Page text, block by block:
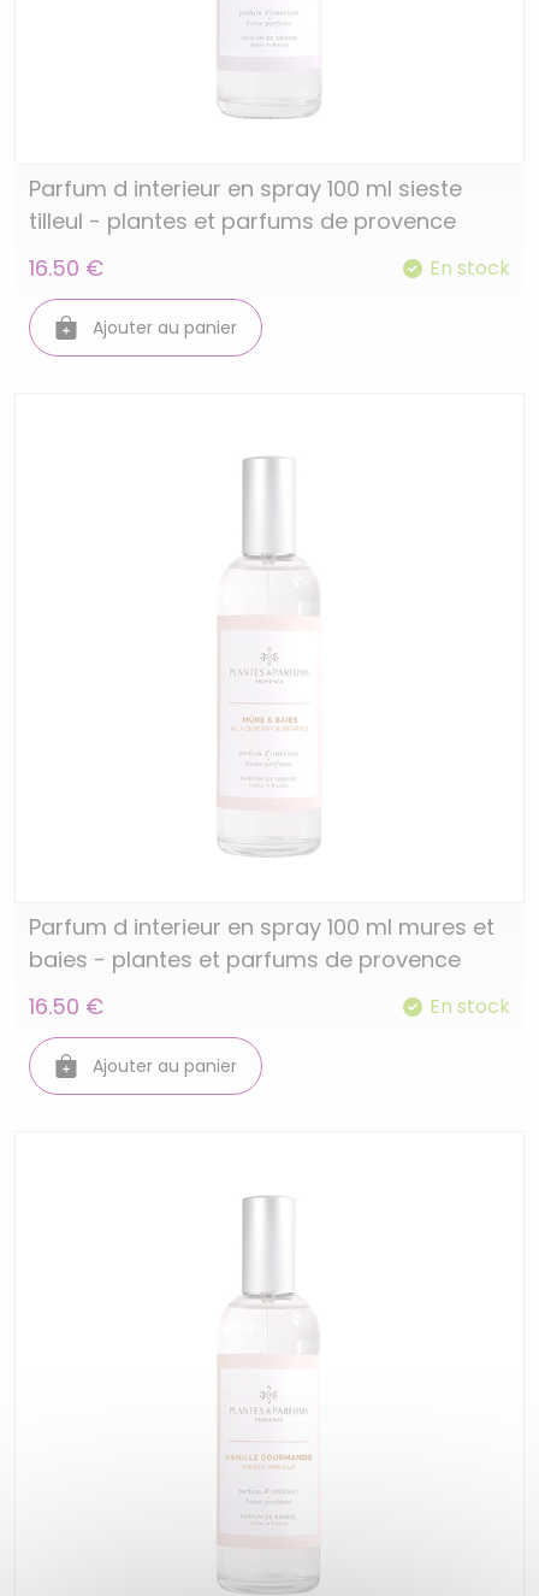
Parfum d interieur en spray 100 ml sieste
tilleul - plantes et parfums de provence
16.50 €
En stock
Ajouter au panier
Parfum d interieur en spray 100 ml mures et
baies - plantes et parfums de provence
16.50 €
En stock
Ajouter au panier